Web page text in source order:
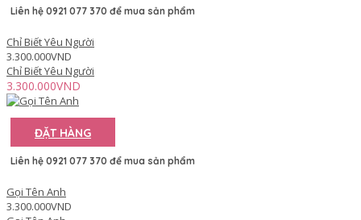
Liên hệ 0921 077 370 để mua sản phẩm
Chỉ Biết Yêu Người
3.300.000VND
Chỉ Biết Yêu Người
3.300.000VND
ĐẶT HÀNG
Liên hệ 0921 077 370 để mua sản phẩm
Gọi Tên Anh
3.300.000VND